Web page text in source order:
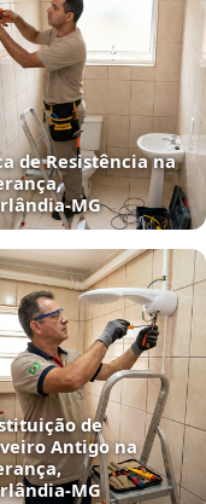
de Resistência na
de
Antigo na